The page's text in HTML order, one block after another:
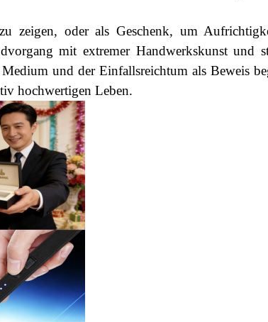
zeigen, oder als Geschenk, um
mit extremer Handwerkskunst und
und der Einfallsreichtum als Beweis
hochwertigen Leben.